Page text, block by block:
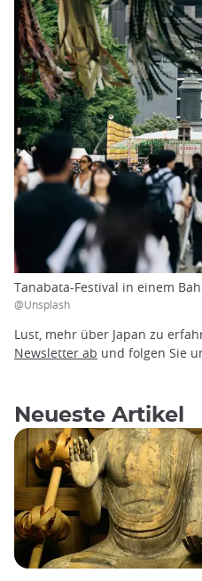
Tanabata-Festival in einem
@Unsplash
Lust, mehr über Japan zu
Newsletter ab und folgen Sie
Neueste Artikel